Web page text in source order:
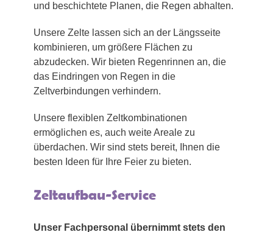
und beschichtete Planen, die Regen abhalten.
Unsere Zelte lassen sich an der Längsseite
kombinieren, um größere Flächen zu
abzudecken. Wir bieten Regenrinnen an, die
das Eindringen von Regen in die
Zeltverbindungen verhindern.
Unsere flexiblen Zeltkombinationen
ermöglichen es, auch weite Areale zu
überdachen. Wir sind stets bereit, Ihnen die
besten Ideen für Ihre Feier zu bieten.
Zeltaufbau-Service
Unser Fachpersonal übernimmt stets den